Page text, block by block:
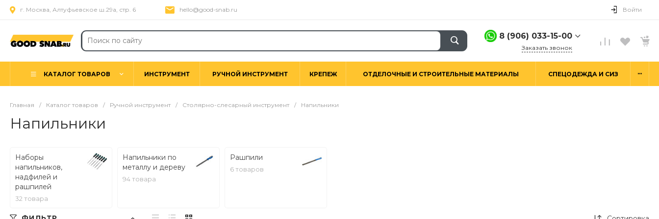
г. Москва, Алтуфьевское ш.29а, стр. 6 hello@good-snab.ru Войти
8 (906) 033-15-00
г. Москва,
Заказать звонок
КАТАЛОГ ТОВАРОВ ИНСТРУМЕНТ РУЧНОЙ ИНСТРУМЕНТ КРЕПЕЖ ОТДЕЛОЧНЫЕ И СТРОИТЕЛЬНЫЕ МАТЕРИАЛЫ СПЕЦОДЕЖДА И СИЗ ...
Главная / Каталог товаров / Ручной инструмент / Столярно-слесарный инструмент / Напильники
Напильники
Наборы
напильников,
надфилей и
рашпилей
32 товара
Напильники по
металлу и дереву
94 товара
Рашпили
6 товаров